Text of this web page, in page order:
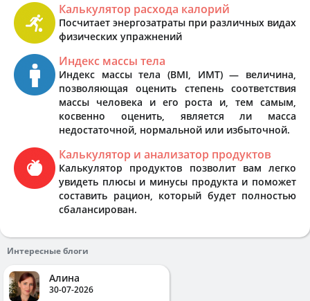
Калькулятор расхода калорий
Посчитает энергозатраты при различных видах
физических упражнений
Индекс массы тела
Индекс массы тела (BMI, ИМТ) — величина,
позволяющая оценить степень соответствия
массы человека и его роста и, тем самым,
косвенно оценить, является ли масса
недостаточной, нормальной или избыточной.
Калькулятор и анализатор продуктов
Калькулятор продуктов позволит вам легко
увидеть плюсы и минусы продукта и поможет
составить рацион, который будет полностью
сбалансирован.
Интересные блоги
Алина
30-07-2026